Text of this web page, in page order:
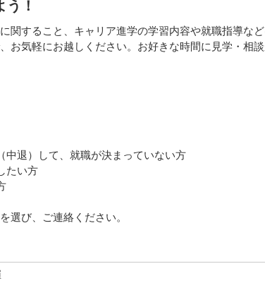
！
関すること、キャリア進学の学習内容や就職指導な
お気軽にお越しください。お好きな時間に見学・相
中退）して、就職が決まっていない方
たい方
選び、ご連絡ください。